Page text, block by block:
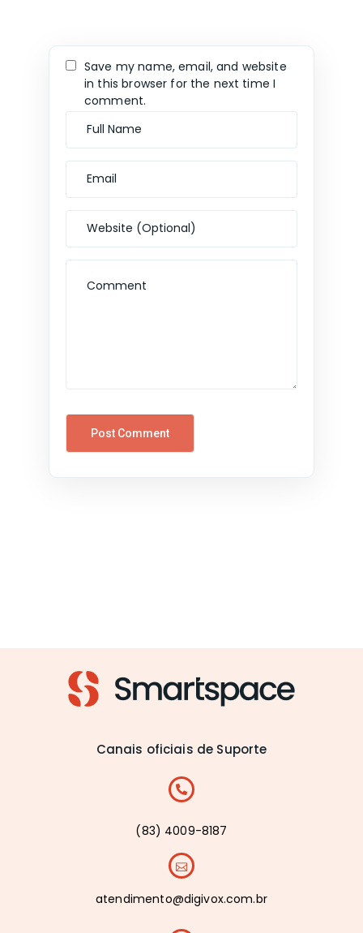
Save my name, email, and website
in this browser for the next time I
comment.
Canais oficiais de Suporte
(83) 4009-8187
atendimento@digivox.com.br